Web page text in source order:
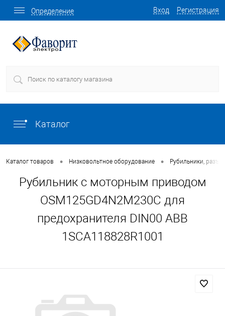
Вход Регистрация
Определение
Каталог
Каталог товаров • Низковольтное оборудование • Рубильники,
Рубильник с моторным приводом
OSM125GD4N2M230C для
предохранителя DIN00 ABB
1SCA118828R1001